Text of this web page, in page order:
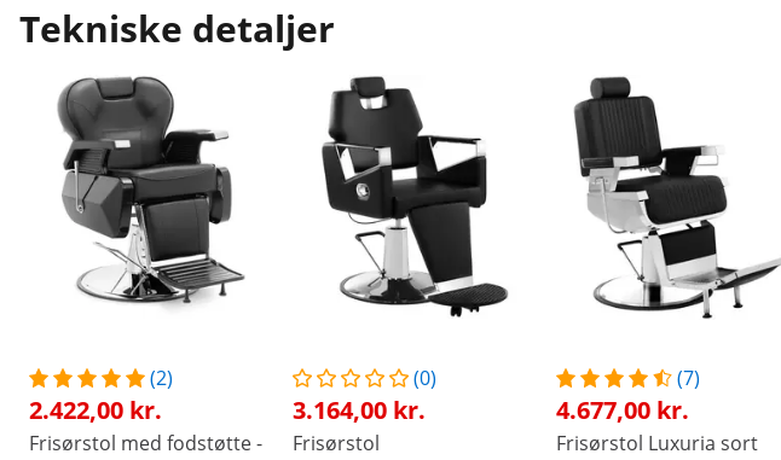
Tekniske detaljer
(2)
2.422,00 kr.
Frisørstol med fodstøtte -
(0)
3.164,00 kr.
Frisørstol
(7)
4.677,00 kr.
Frisørstol Luxuria sort